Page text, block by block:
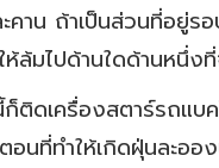
คาน ถ้าเป็นส่วนที่อยู่
ห้ล้มไปด้านใดด้านหนึ่
ติดเครื่องสตาร์รถแบ
อนที่ทำให้เกิดฝุ่นละ